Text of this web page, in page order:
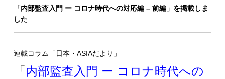
「内部監査入門 ー コロナ時代への対応編 – 前編」を掲載しま
した
連載コラム「日本・ASIAだより」
「 内部監査入門 ー コロナ時代への